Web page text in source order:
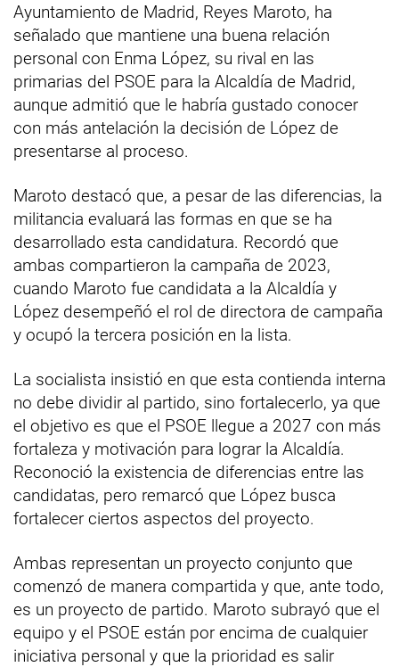
Ayuntamiento de Madrid, Reyes Maroto, ha
señalado que mantiene una buena relación
personal con Enma López, su rival en las
primarias del PSOE para la Alcaldía de Madrid,
aunque admitió que le habría gustado conocer
con más antelación la decisión de López de
presentarse al proceso.
Maroto destacó que, a pesar de las diferencias, la
militancia evaluará las formas en que se ha
desarrollado esta candidatura. Recordó que
ambas compartieron la campaña de 2023,
cuando Maroto fue candidata a la Alcaldía y
López desempeñó el rol de directora de campaña
y ocupó la tercera posición en la lista.
La socialista insistió en que esta contienda interna
no debe dividir al partido, sino fortalecerlo, ya que
el objetivo es que el PSOE llegue a 2027 con más
fortaleza y motivación para lograr la Alcaldía.
Reconoció la existencia de diferencias entre las
candidatas, pero remarcó que López busca
fortalecer ciertos aspectos del proyecto.
Ambas representan un proyecto conjunto que
comenzó de manera compartida y que, ante todo,
es un proyecto de partido. Maroto subrayó que el
equipo y el PSOE están por encima de cualquier
iniciativa personal y que la prioridad es salir